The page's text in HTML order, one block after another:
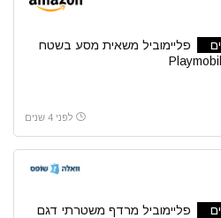
פליימוביל משאית מסע בשטח
לפני 4 שנים
פליימוביל מרדף משטרתי דגם